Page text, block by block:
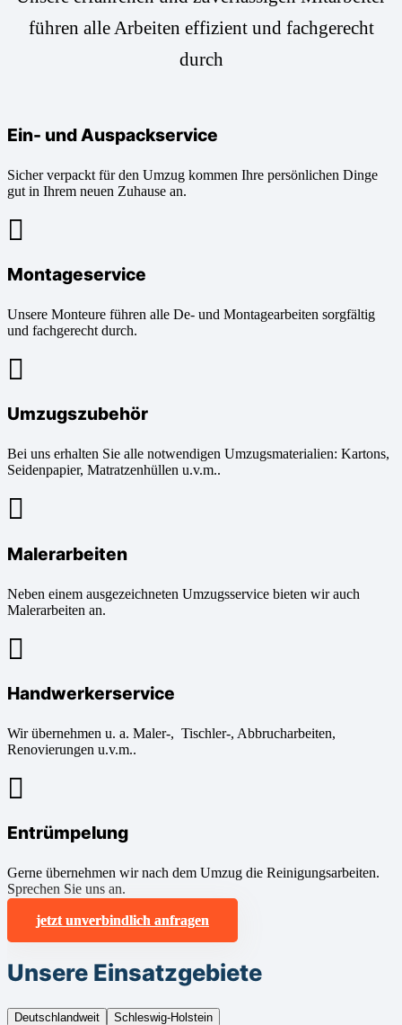
führen alle Arbeiten effizient und fachgerecht
durch
Ein- und Auspackservice
Sicher verpackt für den Umzug kommen Ihre persönlichen Dinge
gut in Ihrem neuen Zuhause an.
Montageservice
Unsere Monteure führen alle De- und Montagearbeiten sorgfältig
und fachgerecht durch.
Umzugszubehör
Bei uns erhalten Sie alle notwendigen Umzugsmaterialien: Kartons,
Seidenpapier, Matratzenhüllen u.v.m..
Malerarbeiten
Neben einem ausgezeichneten Umzugsservice bieten wir auch
Malerarbeiten an.
Handwerkerservice
Wir übernehmen u. a. Maler-, Tischler-, Abbrucharbeiten,
Renovierungen u.v.m..
Entrümpelung
Gerne übernehmen wir nach dem Umzug die Reinigungsarbeiten.
Sprechen Sie uns an.
jetzt unverbindlich anfragen
Unsere Einsatzgebiete
Deutschlandweit
Schleswig-Holstein